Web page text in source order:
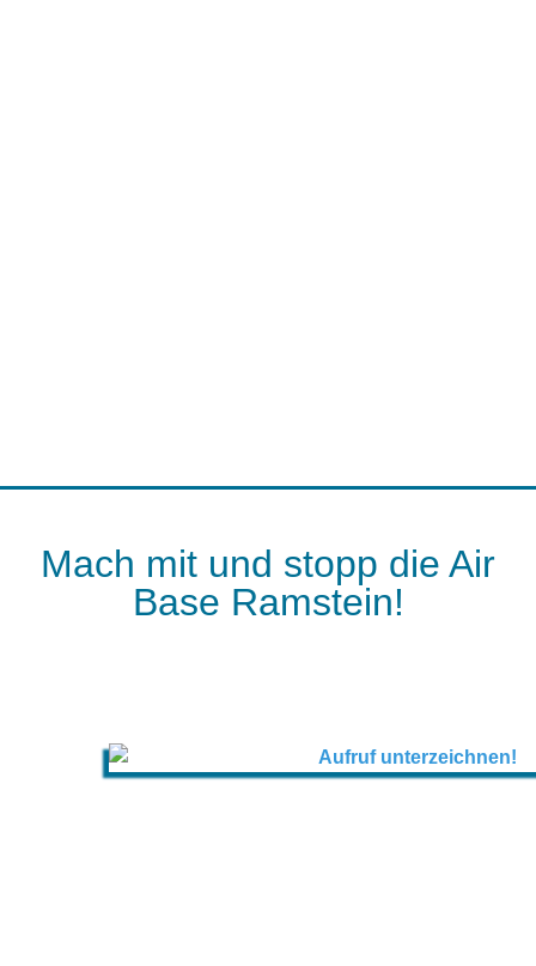
Mach mit und stopp die Air
Base Ramstein!